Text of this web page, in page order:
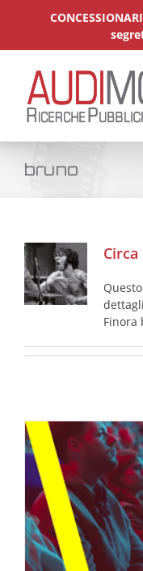
bruno
Circa
Finora
Spettatori delle
AUDIMOVIE